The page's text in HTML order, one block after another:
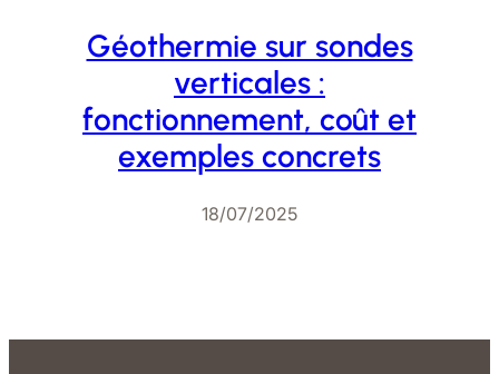
Géothermie sur sondes
verticales :
fonctionnement, coût et
exemples concrets
18/07/2025